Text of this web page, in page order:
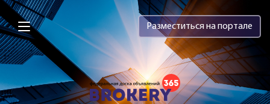
Brokery365 - Рейтинг кредитных
Разместиться на портале